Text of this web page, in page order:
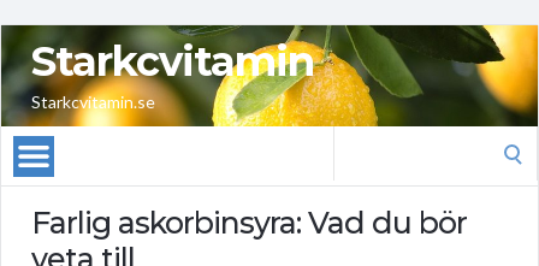
Starkcvitamin
Starkcvitamin.se
Farlig askorbinsyra: Vad du bör